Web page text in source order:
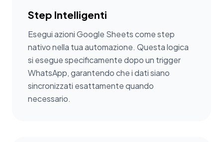
Step Intelligenti
Esegui azioni Google Sheets come step
nativo nella tua automazione. Questa logica
si esegue specificamente dopo un trigger
WhatsApp, garantendo che i dati siano
sincronizzati esattamente quando
necessario.